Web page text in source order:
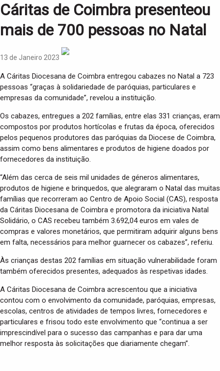
Cáritas de Coimbra presenteou
mais de 700 pessoas no Natal
13 de Janeiro 2023
A Cáritas Diocesana de Coimbra entregou cabazes no Natal a 723
pessoas “graças à solidariedade de paróquias, particulares e
empresas da comunidade”, revelou a instituição.
Os cabazes, entregues a 202 famílias, entre elas 331 crianças, eram
compostos por produtos hortícolas e frutas da época, oferecidos
pelos pequenos produtores das paróquias da Diocese de Coimbra,
assim como bens alimentares e produtos de higiene doados por
fornecedores da instituição.
“Além das cerca de seis mil unidades de géneros alimentares,
produtos de higiene e brinquedos, que alegraram o Natal das muitas
famílias que recorreram ao Centro de Apoio Social (CAS), resposta
da Cáritas Diocesana de Coimbra e promotora da iniciativa Natal
Solidário, o CAS recebeu também 3.692,04 euros em vales de
compras e valores monetários, que permitiram adquirir alguns bens
em falta, necessários para melhor guarnecer os cabazes”, referiu.
Às crianças destas 202 famílias em situação vulnerabilidade foram
também oferecidos presentes, adequados às respetivas idades.
A Cáritas Diocesana de Coimbra acrescentou que a iniciativa
contou com o envolvimento da comunidade, paróquias, empresas,
escolas, centros de atividades de tempos livres, fornecedores e
particulares e frisou todo este envolvimento que “continua a ser
imprescindível para o sucesso das campanhas e para dar uma
melhor resposta às solicitações que diariamente chegam”.